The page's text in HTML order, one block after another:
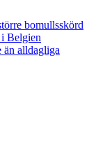
bomullsskörd
Belgien
än alldagliga